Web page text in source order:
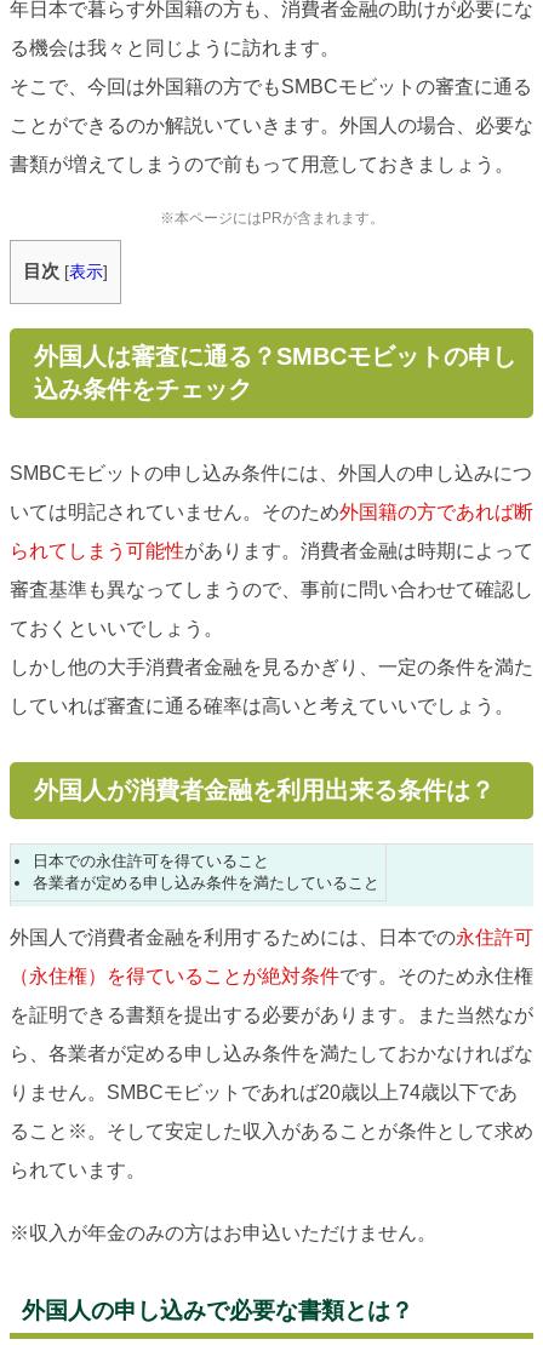
年日本で暮らす外国籍の方も、消費者金融の助けが必要にな
る機会は我々と同じように訪れます。
そこで、今回は外国籍の方でもSMBCモビットの審査に通る
ことができるのか解説いていきます。外国人の場合、必要な
書類が増えてしまうので前もって用意しておきましょう。
※本ページにはPRが含まれます。
目次 [表示]
外国人は審査に通る？SMBCモビットの申し
込み条件をチェック
SMBCモビットの申し込み条件には、外国人の申し込みにつ
いては明記されていません。そのため外国籍の方であれば断
られてしまう可能性があります。消費者金融は時期によって
審査基準も異なってしまうので、事前に問い合わせて確認し
ておくといいでしょう。
しかし他の大手消費者金融を見るかぎり、一定の条件を満た
していれば審査に通る確率は高いと考えていいでしょう。
外国人が消費者金融を利用出来る条件は？
日本での永住許可を得ていること
各業者が定める申し込み条件を満たしていること
外国人で消費者金融を利用するためには、日本での永住許可
（永住権）を得ていることが絶対条件です。そのため永住権
を証明できる書類を提出する必要があります。また当然なが
ら、各業者が定める申し込み条件を満たしておかなければな
りません。SMBCモビットであれば20歳以上74歳以下であ
ること※。そして安定した収入があることが条件として求め
られています。
※収入が年金のみの方はお申込いただけません。
外国人の申し込みで必要な書類とは？